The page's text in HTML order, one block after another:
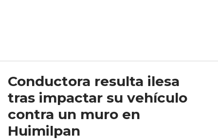
Conductora resulta ilesa
tras impactar su vehículo
contra un muro en
Huimilpan